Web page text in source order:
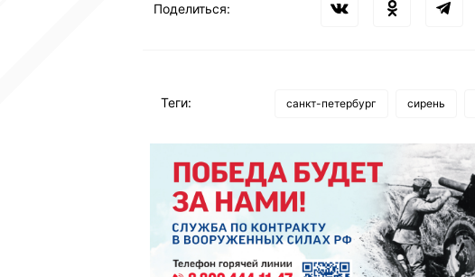
Поделиться:
Теги: санкт-петербург сирень